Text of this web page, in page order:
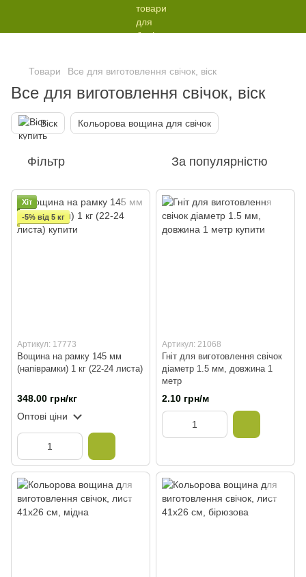
Товари Все для виготовлення свічок, віск
Все для виготовлення свічок, віск
Віск Кольорова вощина для свічок
Фільтр За популярністю
Хіт
-5% від 5 кг
Артикул: 17773
Вощина на рамку 145 мм
(напіврамки) 1 кг (22-24 листа)
348.00 грн/кг
Оптові ціни
Артикул: 21068
Гніт для виготовлення свічок
діаметр 1.5 мм, довжина 1
метр
2.10 грн/м